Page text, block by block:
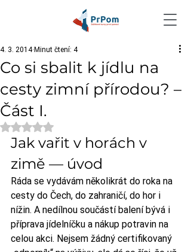
Co si sbalit k jídlu na
cesty zimní přírodou? –
Část I.
4. 3. 2014 Minut čtení: 4
Hodnoceno NaN z 5 hvězdiček.
Jak vařit v horách v
zimě — úvod
Ráda se vydávám několikrát do roka na
cesty do Čech, do zahraničí, do hor i
nížin. A nedílnou součástí balení bývá i
příprava jídelníčku a nákup potravin na
celou akci. Nejsem žádný certifikovaný